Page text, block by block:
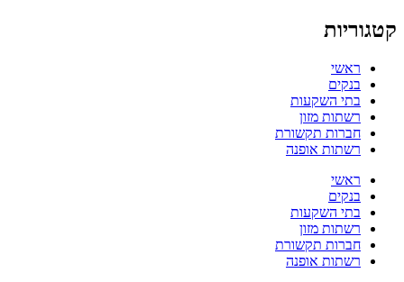
קטגוריות
ראשי
בנקים
בתי השקעות
רשתות מזון
חברות תקשורת
רשתות אופנה
ראשי
בנקים
בתי השקעות
רשתות מזון
חברות תקשורת
רשתות אופנה